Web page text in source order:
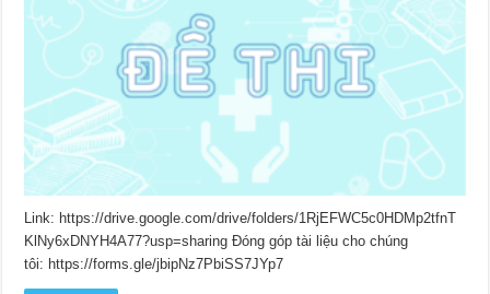
Link: https://drive.google.com/drive/folders/1RjEFWC5c0HDMp2tfnT
KlNy6xDNYH4A77?usp=sharing Đóng góp tài liệu cho chúng
tôi: https://forms.gle/jbipNz7PbiSS7JYp7